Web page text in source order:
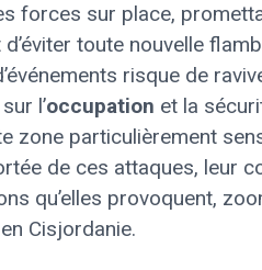
forces sur place,
toute nouvelle
risque de
l’occupation et la
zone particulièrement
de ces attaques, leur
qu’elles provoquent,
Cisjordanie.